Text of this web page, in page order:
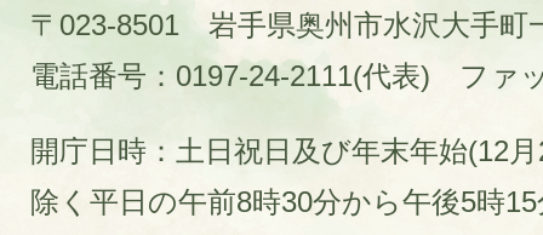
〒023-8501 岩手県奥州市水沢大手町
電話番号：0197-24-2111(代表)
ファ
開庁日時：土日祝日及び年末年始(12
除く平日の午前8時30分から午後5時